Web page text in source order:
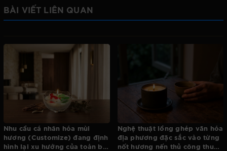
BÀI VIẾT LIÊN QUAN
Nhu cầu cá nhân hóa mùi
hương (Customize) đang định
hình lại xu hướng của toàn bộ
Nghệ thuật lồng ghép văn hóa
địa phương đặc sắc vào từng
nốt hương nến thủ công thuần